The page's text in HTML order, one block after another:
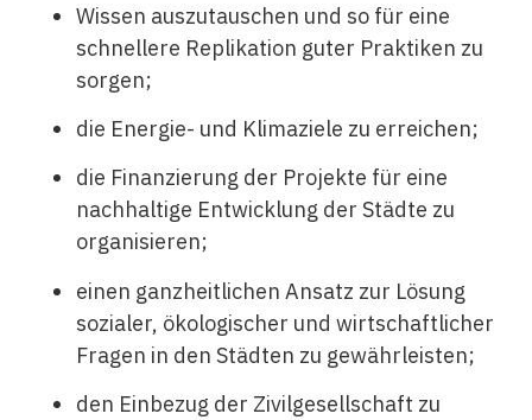
Wissen auszutauschen und so für eine
schnellere Replikation guter Praktiken zu
sorgen;
die Energie- und Klimaziele zu erreichen;
die Finanzierung der Projekte für eine
nachhaltige Entwicklung der Städte zu
organisieren;
einen ganzheitlichen Ansatz zur Lösung
sozialer, ökologischer und wirtschaftlicher
Fragen in den Städten zu gewährleisten;
den Einbezug der Zivilgesellschaft zu